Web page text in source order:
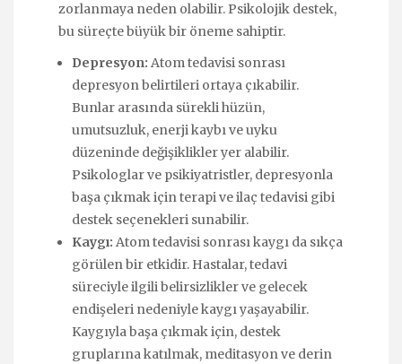
zorlanmaya neden olabilir. Psikolojik destek,
bu süreçte büyük bir öneme sahiptir.
Depresyon: Atom tedavisi sonrası
depresyon belirtileri ortaya çıkabilir.
Bunlar arasında sürekli hüzün,
umutsuzluk, enerji kaybı ve uyku
düzeninde değişiklikler yer alabilir.
Psikologlar ve psikiyatristler, depresyonla
başa çıkmak için terapi ve ilaç tedavisi gibi
destek seçenekleri sunabilir.
Kaygı: Atom tedavisi sonrası kaygı da sıkça
görülen bir etkidir. Hastalar, tedavi
süreciyle ilgili belirsizlikler ve gelecek
endişeleri nedeniyle kaygı yaşayabilir.
Kaygıyla başa çıkmak için, destek
gruplarına katılmak, meditasyon ve derin